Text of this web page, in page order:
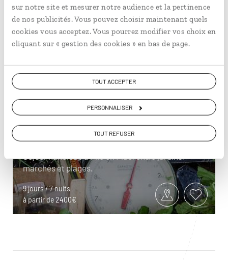
sur notre site et mesurer notre audience et la pertinence
de nos publicités. Vous pouvez choisir maintenant quels
cookies vous acceptez. Vous pourrez modifier vos choix en
cliquant sur « gestion des cookies » en bas de page.
TOUT ACCEPTER
PERSONNALISER
TOUT REFUSER
Maurice Délices
Séjour handicap à Flic en Flac, entre jardins,
marchés et plages.
9 jours / 7 nuits
à partir de 2400€